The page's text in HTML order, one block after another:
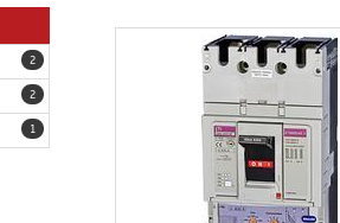
2
2
1